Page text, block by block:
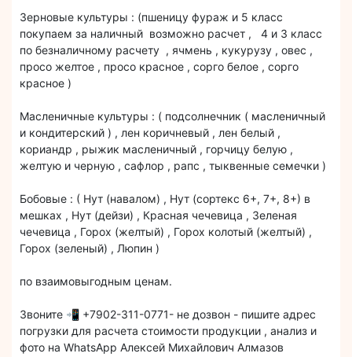
Зерновые культуры : (пшеницу фураж и 5 класс
покупаем за наличный возможно расчет , 4 и 3 класс
по безналичному расчету , ячмень , кукурузу , овес ,
просо желтое , просо красное , сорго белое , сорго
красное )
Масленичные культуры : ( подсолнечник ( масленичный
и кондитерский ) , лен коричневый , лен белый ,
кориандр , рыжик масленичный , горчицу белую ,
желтую и черную , сафлор , рапс , тыквенные семечки )
Бобовые : ( Нут (навалом) , Нут (сортекс 6+, 7+, 8+) в
мешках , Нут (дейзи) , Красная чечевица , Зеленая
чечевица , Горох (желтый) , Горох колотый (желтый) ,
Горох (зеленый) , Люпин )
по взаимовыгодным ценам.
Звоните 📲 +7902-311-0771- не дозвон - пишите адрес
погрузки для расчета стоимости продукции , анализ и
фото на WhatsApp Алексей Михайлович Алмазов